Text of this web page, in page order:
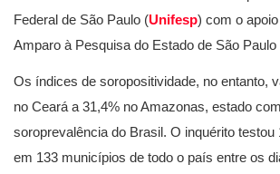
Federal de São Paulo (Unifesp) com o
Amparo à Pesquisa do Estado de São Paulo
Os índices de soropositividade, no entanto,
no Ceará a 31,4% no Amazonas, estado
soroprevalência do Brasil. O inquérito testou
em 133 municípios de todo o país entre os